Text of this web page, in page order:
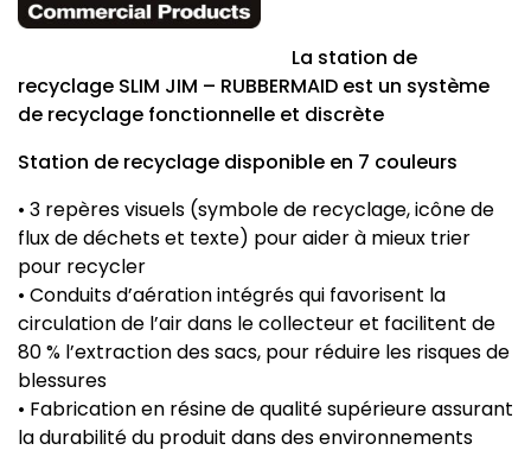
La station de
recyclage SLIM JIM – RUBBERMAID est un système
de recyclage fonctionnelle et discrète
Station de recyclage disponible en 7 couleurs
• 3 repères visuels (symbole de recyclage, icône de
flux de déchets et texte) pour aider à mieux trier
pour recycler
• Conduits d’aération intégrés qui favorisent la
circulation de l’air dans le collecteur et facilitent de
80 % l’extraction des sacs, pour réduire les risques de
blessures
• Fabrication en résine de qualité supérieure assurant
la durabilité du produit dans des environnements